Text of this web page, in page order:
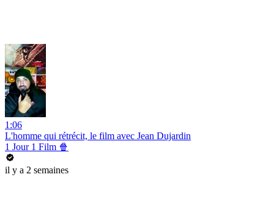
1:06
L'homme qui rétrécit, le film avec Jean Dujardin
1 Jour 1 Film 🍿
il y a 2 semaines